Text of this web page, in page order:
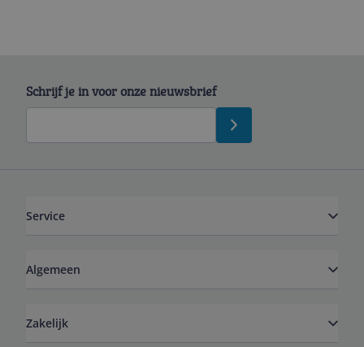
Schrijf je in voor onze nieuwsbrief
Service
Algemeen
Zakelijk